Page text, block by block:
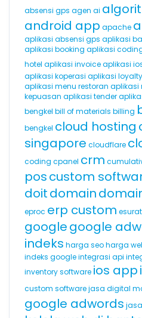
absensi gps agen ai
android app apache
aplikasi absensi gps aplikasi
aplikasi booking aplikasi
hotel aplikasi invoiceaplikasi
aplikasi koperasi aplikasi
aplikasi menu restoran aplikasi
kepuasan aplikasi tender
bengkel bill of materials billing
bengkel cloud hosting
singapore cloudflare
coding cpanel crm
poscustom
doitdomain
eproc erp custom esurat
googlegoogle
indeks harga seoharga
indeks googleintegrasi api
inventory software ios app
custom softwarejasa digital
google adwords